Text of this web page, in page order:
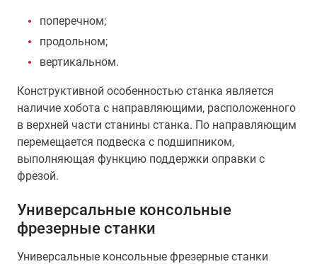
поперечном;
продольном;
вертикальном.
Конструктивной особенностью станка является
наличие хобота с направляющими, расположенного
в верхней части станины станка. По направляющим
перемещается подвеска с подшипником,
выполняющая функцию поддержки оправки с
фрезой.
Универсальные консольные
фрезерные станки
Универсальные консольные фрезерные станки